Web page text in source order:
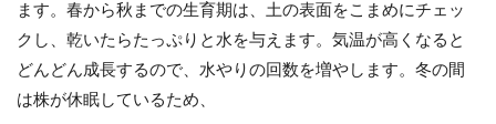
ます。春から秋までの生育期は、土の表面をこまめにチェッ
クし、乾いたらたっぷりと水を与えます。気温が高くなると
どんどん成長するので、水やりの回数を増やします。冬の間
は株が休眠しているため、